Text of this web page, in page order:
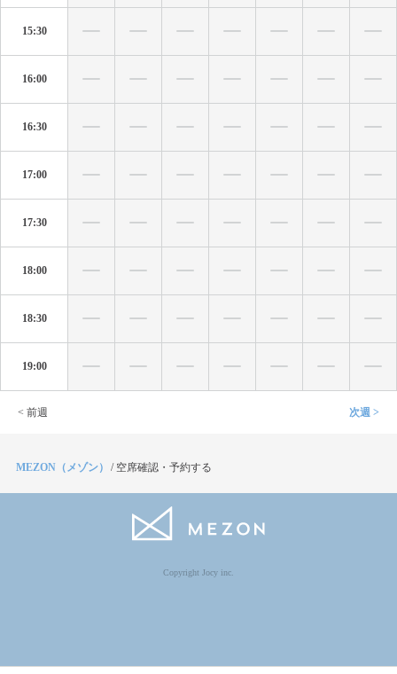
15:30
16:00
16:30
17:00
17:30
18:00
18:30
19:00
< 前週 次週 >
MEZON（メゾン） / 空席確認・予約する
Copyright Jocy inc.